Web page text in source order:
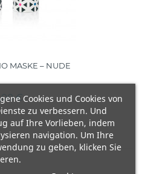
MASKE – NUDE
€Cookies und Cookies von
zu verbessern. Und
auf Ihre Vorlieben, indem
navigation. Um Ihre
zu geben, klicken Sie